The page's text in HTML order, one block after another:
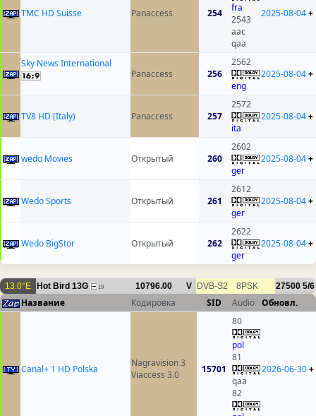
TMC HD Suisse Panaccess 254
fra
2543
aac
qaa
2025-08-04+
Sky News International
Panaccess
256
2562
eng
2025-08-04+
TV8 HD (Italy) Panaccess 257
2572
ita
2025-08-04+
wedo Movies Открытый 260
2602
ger
2025-08-04+
Wedo Sports Открытый 261
2612
ger
2025-08-04+
Wedo BigStor Открытый 262
2622
ger
2025-08-04+
13.0°E Hot Bird 13G 19 10796.00 V DVB-S2 8PSK 27500 5/6
Название Кодировка SID Audio Обновл.
Canal+ 1 HD Polska
Nagravision 3
Viaccess 3.0
15701
80
pol
81
qaa
82
2026-06-30+